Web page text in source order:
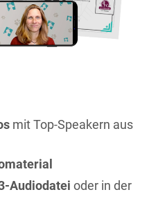
mit Top-Speakern aus
Audiodatei oder in der